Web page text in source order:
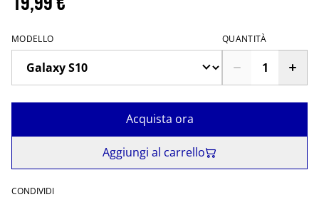
MODELLO QUANTITÀ
Acquista ora
Aggiungi al carrello
CONDIVIDI